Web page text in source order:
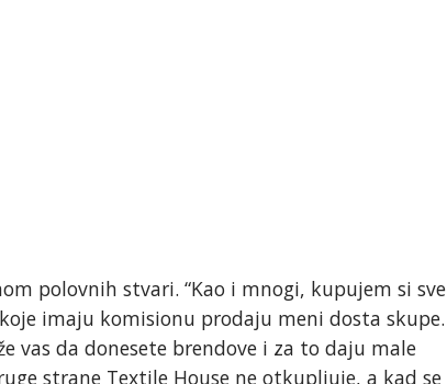
polovnih stvari. “Kao i mnogi, kupujem si sve
imaju komisionu prodaju meni dosta skupe.
vas da donesete brendove i za to daju male
strane Textile House ne otkupljuje, a kad se